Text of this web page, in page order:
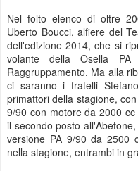
Nel folto elenco di oltre
Uberto Boucci, alfiere del
dell'edizione 2014, che si
volante della Osella
Raggruppamento. Ma alla
ci saranno i fratelli
primattori della stagione,
9/90 con motore da 2000
il secondo posto
versione PA 9/90 da 2500
nella stagione, entrambi in